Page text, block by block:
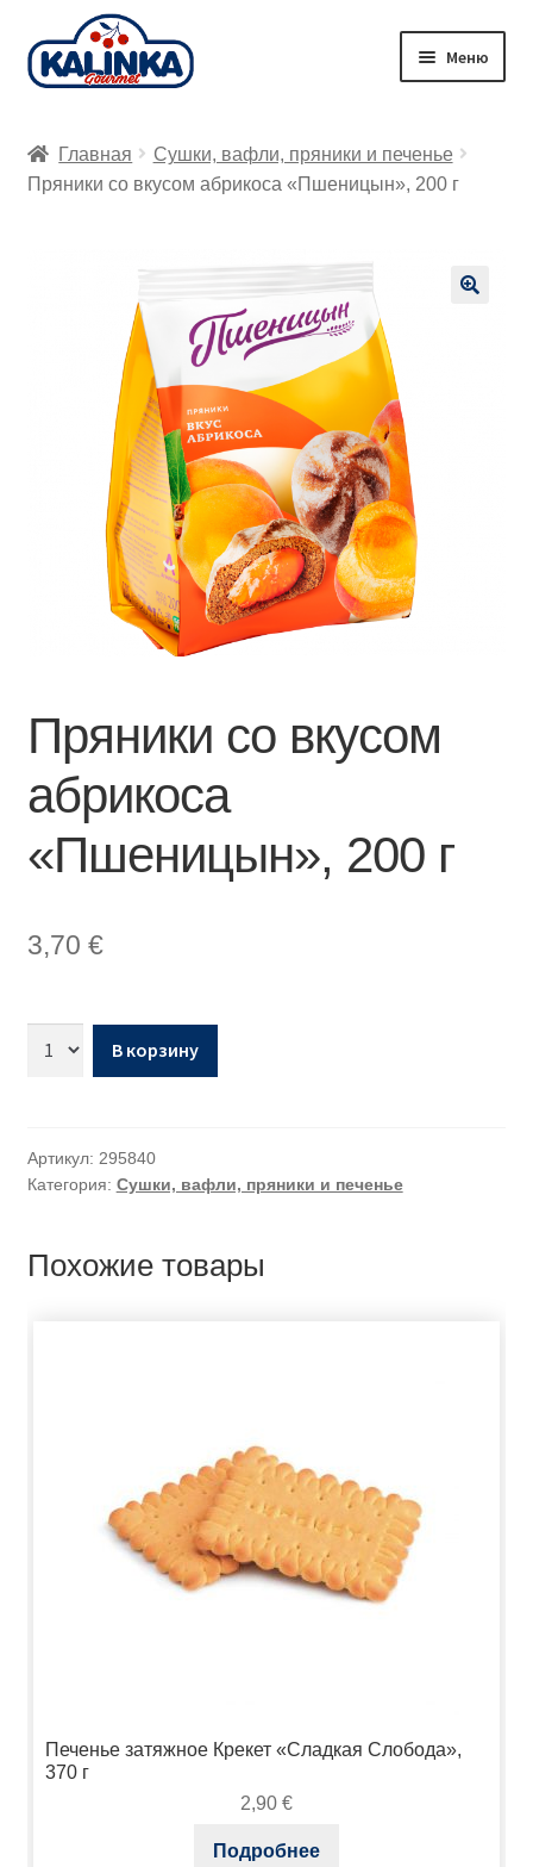
Перейти
к
Перейти
к
Меню
Заказ онлайн
Главная
Сушки, вафли, пряники и печенье
Пряники со вкусом абрикоса «Пшеницын», 200 г
Пряники со вкусом
абрикоса
«Пшеницын», 200 г
3,70 €
В корзину
Артикул: 295840
Категория: Сушки, вафли, пряники и печенье
Похожие товары
Печенье затяжное Крекет «Сладкая Слобода»,
370 г
2,90 €
Подробнее